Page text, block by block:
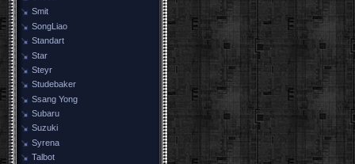
Smit
SongLiao
Standart
Star
Steyr
Studebaker
Ssang Yong
Subaru
Suzuki
Syrena
Talbot